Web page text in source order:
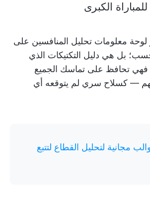
الكبرى
لوحة معلومات تحليل المنافسين على
بل هي دليل التكتيكات الذي
فهي تحافظ على تماسك الجميع
— كسلاح سري لم يتوقعه أي
قوالب مجانية لتحليل القطاع لتتبع